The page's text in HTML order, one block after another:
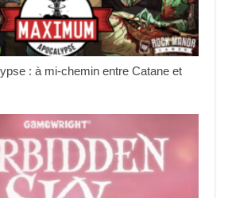
: à mi-chemin entre Catane et